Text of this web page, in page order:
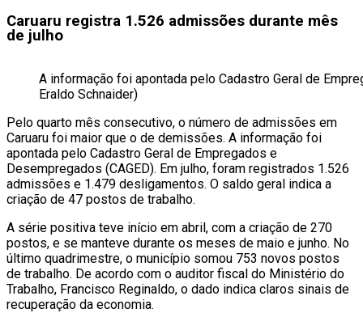
Caruaru registra 1.526 admissões durante mês
de julho
A informação foi apontada pelo Cadastro Geral de
Eraldo Schnaider)
Pelo quarto mês consecutivo, o número de admissões em
Caruaru foi maior que o de demissões. A informação foi
apontada pelo Cadastro Geral de Empregados e
Desempregados (CAGED). Em julho, foram registrados 1.526
admissões e 1.479 desligamentos. O saldo geral indica a
criação de 47 postos de trabalho.
A série positiva teve início em abril, com a criação de 270
postos, e se manteve durante os meses de maio e junho. No
último quadrimestre, o município somou 753 novos postos
de trabalho. De acordo com o auditor fiscal do Ministério do
Trabalho, Francisco Reginaldo, o dado indica claros sinais de
recuperação da economia.